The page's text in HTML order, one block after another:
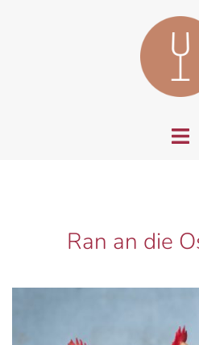
Menü
Ran an die